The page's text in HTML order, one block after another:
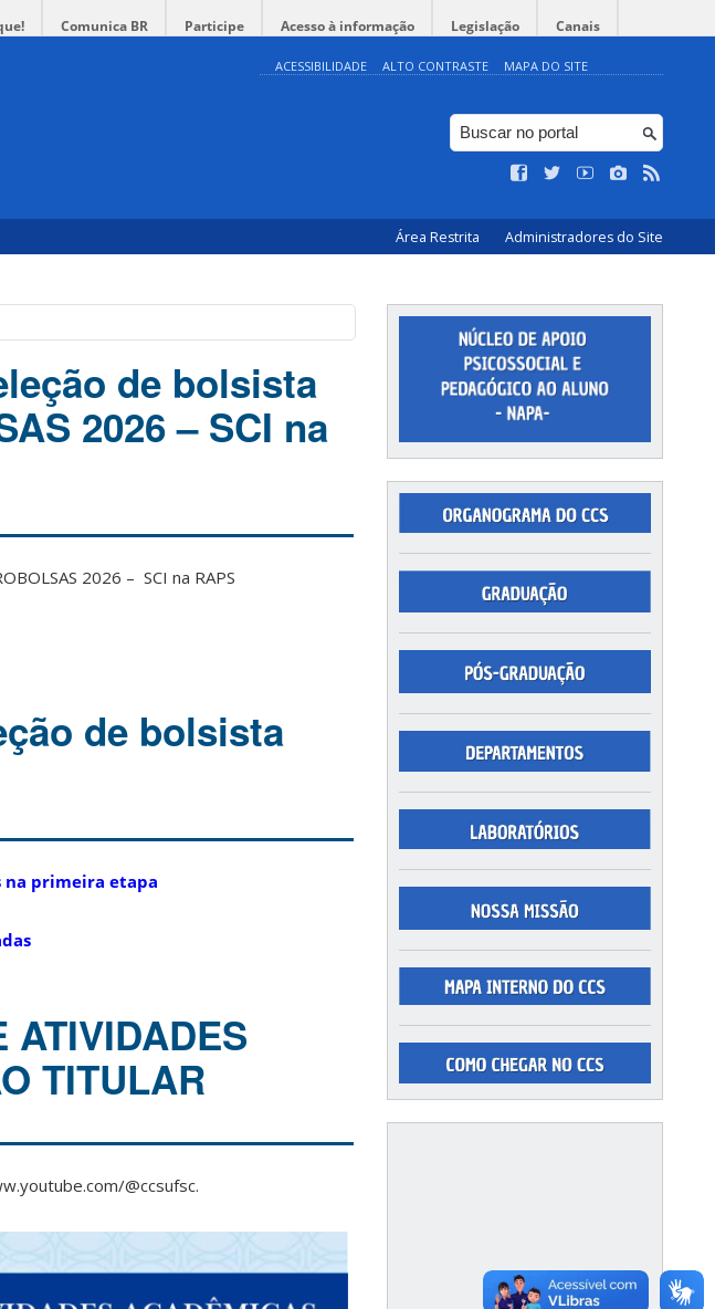
Comunica BR Participe Acesso à informação Legislação Canais
ACESSIBILIDADE ALTO CONTRASTE MAPA DO SITE
Área Restrita Administradores do Site
de bolsista
2026 – SCI na
2026 – SCI na RAPS
de bolsista
na primeira etapa
ATIVIDADES
TITULAR
@ccsufsc.